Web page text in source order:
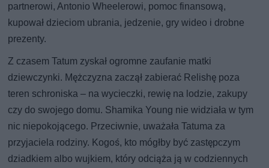
partnerowi, Antonio Wheelerowi, pomoc finansową,
kupował dzieciom ubrania, jedzenie, gry wideo i drobne
prezenty.
Z czasem Tatum zyskał ogromne zaufanie matki
dziewczynki. Mężczyzna zaczął zabierać Relishę poza
teren schroniska – na wycieczki, rewię na lodzie, zakupy
czy do swojego domu. Shamika Young nie widziała w tym
nic niepokojącego. Przeciwnie, uważała Tatuma za
przyjaciela rodziny. Kogoś, kto mógłby być zastępczym
dziadkiem albo wujkiem, który odciąża ją w codziennych